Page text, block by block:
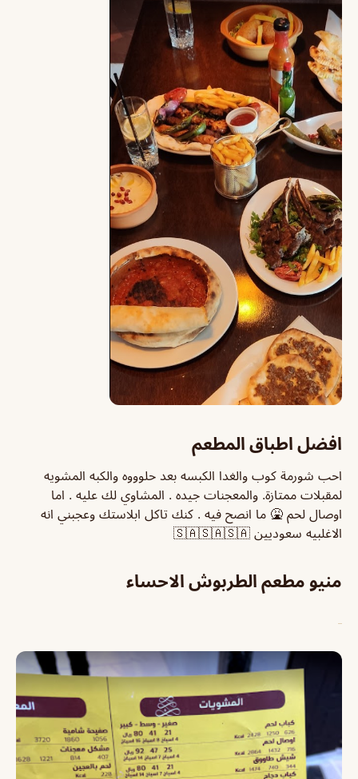
افضل اطباق المطعم
احب شورمة كوب والغدا الكبسه بعد حلوووه والكبه المشويه
لمقبلات ممتازة. والمعجنات جيده . المشاوي لك عليه . اما
اوصال لحم 🤮 ما انصح فيه . كنك تاكل ابلاستك وعجبني انه
الاغلبيه سعوديين 🇸🇦🇸🇦🇸🇦
منيو مطعم الطربوش الاحساء